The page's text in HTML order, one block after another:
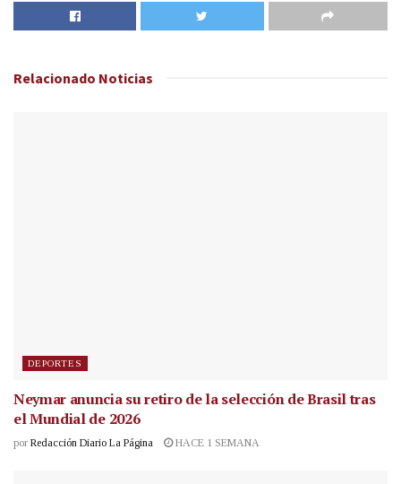
Relacionado Noticias
DEPORTES
Neymar anuncia su retiro de la selección de Brasil tras
el Mundial de 2026
por Redacción Diario La Página HACE 1 SEMANA